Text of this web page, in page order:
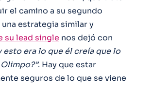
el camino a su segundo
estrategia similar y
su lead single nos dejó con
esto era lo que él creía que lo
. Hay que estar
seguros de lo que se viene